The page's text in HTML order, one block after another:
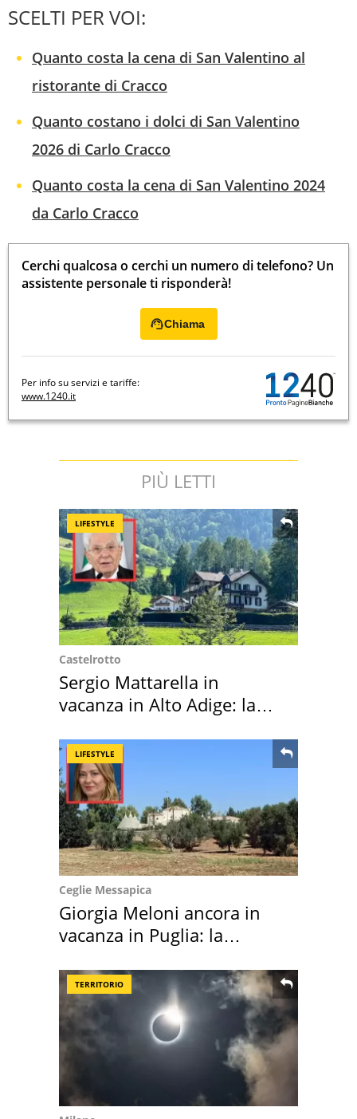
SCELTI PER VOI:
Quanto costa la cena di San Valentino al
ristorante di Cracco
Quanto costano i dolci di San Valentino
2026 di Carlo Cracco
Quanto costa la cena di San Valentino 2024
da Carlo Cracco
Cerchi qualcosa o cerchi un numero di telefono? Un
assistente personale ti risponderà!
Chiama
Per info su servizi e tariffe:
www.1240.it
PIÙ LETTI
LIFESTYLE
Castelrotto
Sergio Mattarella in
vacanza in Alto Adige: la
LIFESTYLE
Ceglie Messapica
Giorgia Meloni ancora in
vacanza in Puglia: la
TERRITORIO